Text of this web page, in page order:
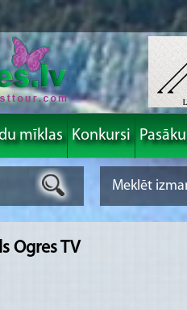
mīklas Konkursi
Ogres TV